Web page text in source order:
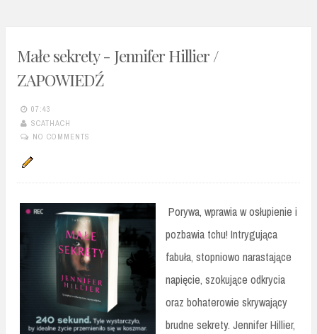
Małe sekrety - Jennifer Hillier /
ZAPOWIEDŹ
07:43
SCATHACH
NO COMMENTS
Porywa, wprawia w osłupienie i
pozbawia tchu! Intrygująca
fabuła, stopniowo narastające
napięcie, szokujące odkrycia
oraz bohaterowie skrywający
brudne sekrety. Jennifer Hillier,